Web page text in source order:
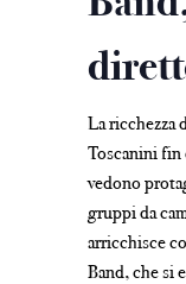
La ricchezza
Toscanini fin
vedono
gruppi da
arricchisce
Band, che si